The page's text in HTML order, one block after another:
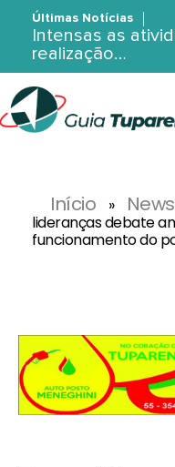
Últimas Notícias
Intensas as
realização…
Início » News
lideranças debate
funcionamento do